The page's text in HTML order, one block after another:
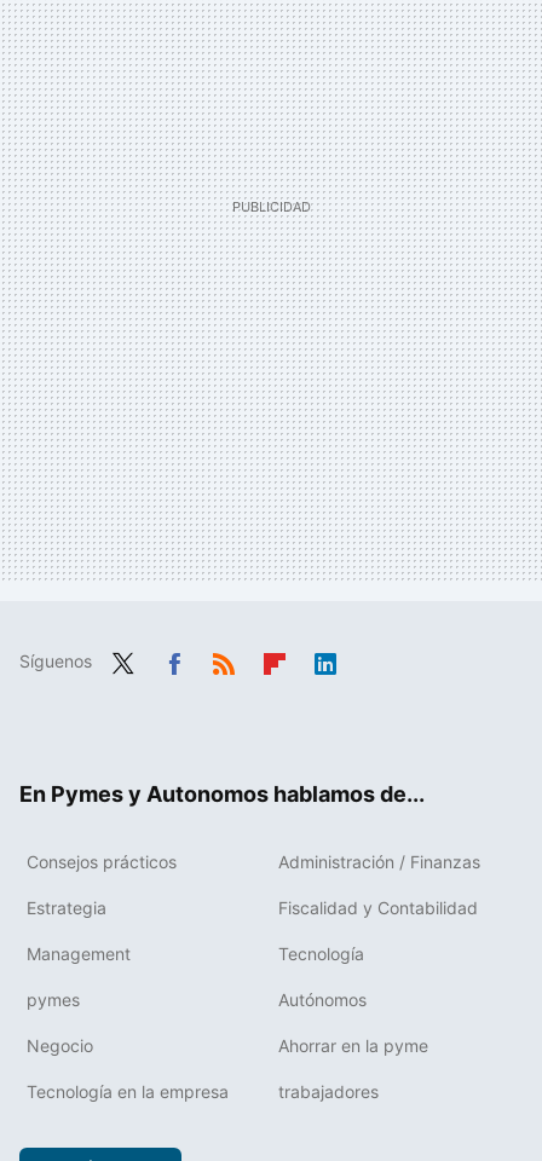
Síguenos
En Pymes y Autonomos hablamos de...
Consejos prácticos Administración / Finanzas
Estrategia Fiscalidad y Contabilidad
Management Tecnología
pymes Autónomos
Negocio Ahorrar en la pyme
Tecnología en la empresa trabajadores